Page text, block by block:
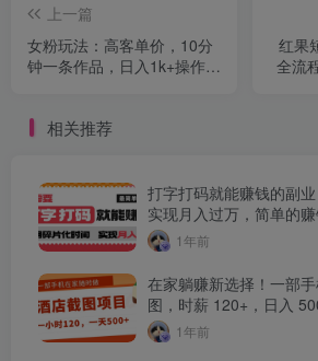
上一篇
女粉玩法：高客单价，10分
钟一条作品，日入1k+操作简
红果
全流
相关推荐
打字打码就能赚钱的副
实现月入过万，简单的
1年前
在家躺赚新选择！一部
图，时薪 120+，日入
1年前